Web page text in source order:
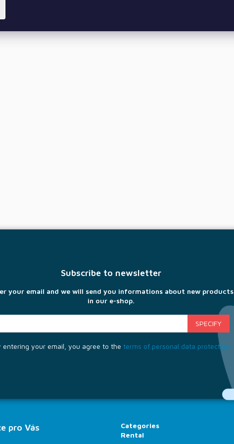
Subscribe to newsletter
your email and we will send you informations about new products
in our e-shop.
entering your email, you agree to the terms of personal data protection
pro Vás
Categories
Rental